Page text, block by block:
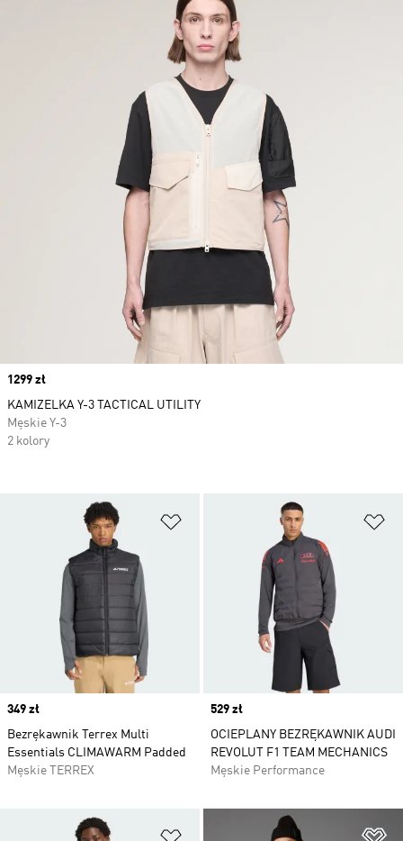
Dodaj do listy życzeń
Price
349 zł
Bezrękawnik Terrex Multi
Essentials CLIMAWARM Padded
Męskie TERREX
Price
529 zł
OCIEPLANY BEZRĘKAWNIK AUDI
REVOLUT F1 TEAM MECHANICS
Męskie Performance
Dodaj do listy życzeń
Price
1299 zł
KAMIZELKA Y-3 TACTICAL UTILITY
Męskie Y-3
2 kolory